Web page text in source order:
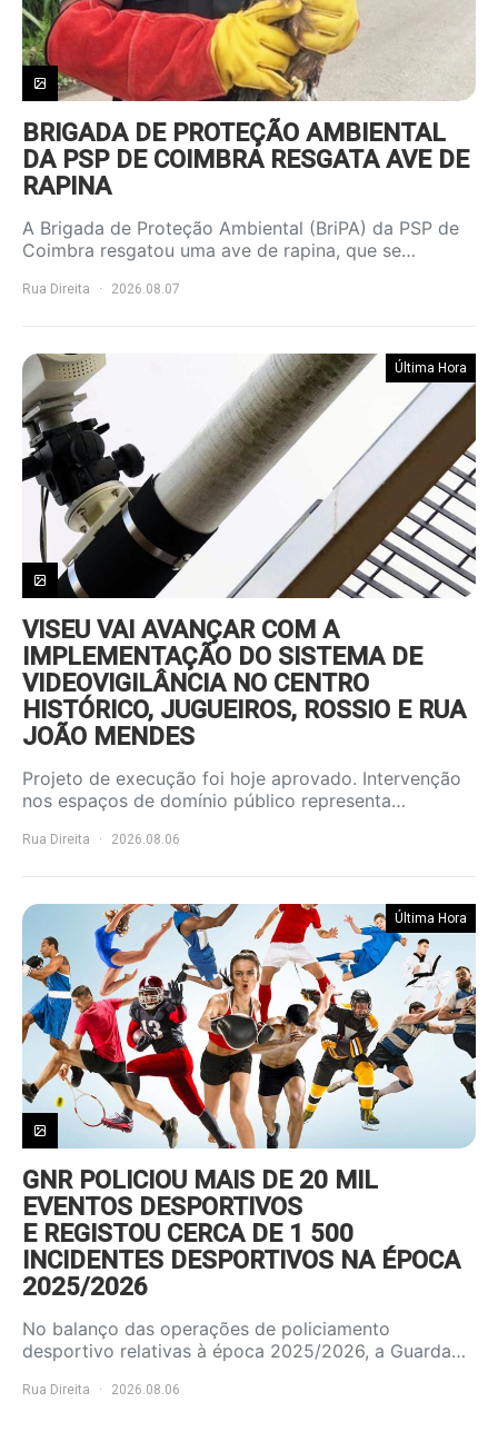
BRIGADA DE PROTEÇÃO AMBIENTAL
DA PSP DE COIMBRA RESGATA AVE DE
RAPINA
A Brigada de Proteção Ambiental (BriPA) da PSP de
Coimbra resgatou uma ave de rapina, que se…
Rua Direita 2026.08.07
Última Hora
VISEU VAI AVANÇAR COM A
IMPLEMENTAÇÃO DO SISTEMA DE
VIDEOVIGILÂNCIA NO CENTRO
HISTÓRICO, JUGUEIROS, ROSSIO E RUA
JOÃO MENDES
Projeto de execução foi hoje aprovado. Intervenção
nos espaços de domínio público representa…
Rua Direita 2026.08.06
Última Hora
GNR POLICIOU MAIS DE 20 MIL
EVENTOS DESPORTIVOS
E REGISTOU CERCA DE 1 500
INCIDENTES DESPORTIVOS NA ÉPOCA
2025/2026
No balanço das operações de policiamento
desportivo relativas à época 2025/2026, a Guarda…
Rua Direita 2026.08.06